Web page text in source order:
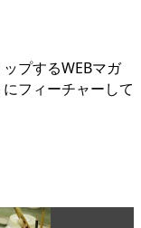
プするWEBマガ
フィーチャーして